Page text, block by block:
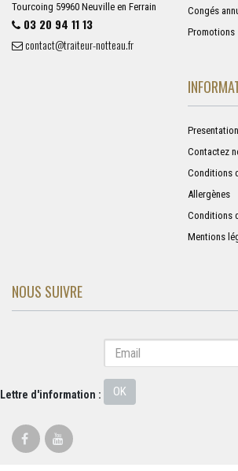
Tourcoing 59960 Neuville en Ferrain
03 20 94 11 13
contact@traiteur-notteau.fr
Congés
Promotions
Presentation
Contactez
Conditions
Allergènes
Conditions
Mentions
NOUS SUIVRE
Lettre d'information : OK